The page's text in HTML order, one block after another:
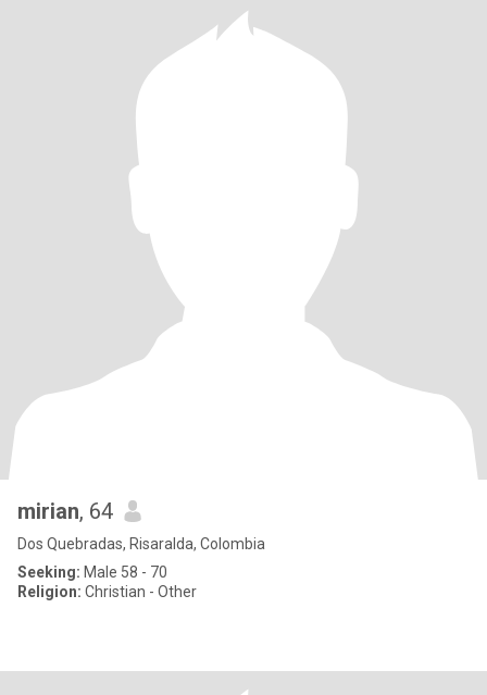
mirian, 64
Dos Quebradas, Risaralda, Colombia
Seeking: Male 58 - 70
Religion: Christian - Other